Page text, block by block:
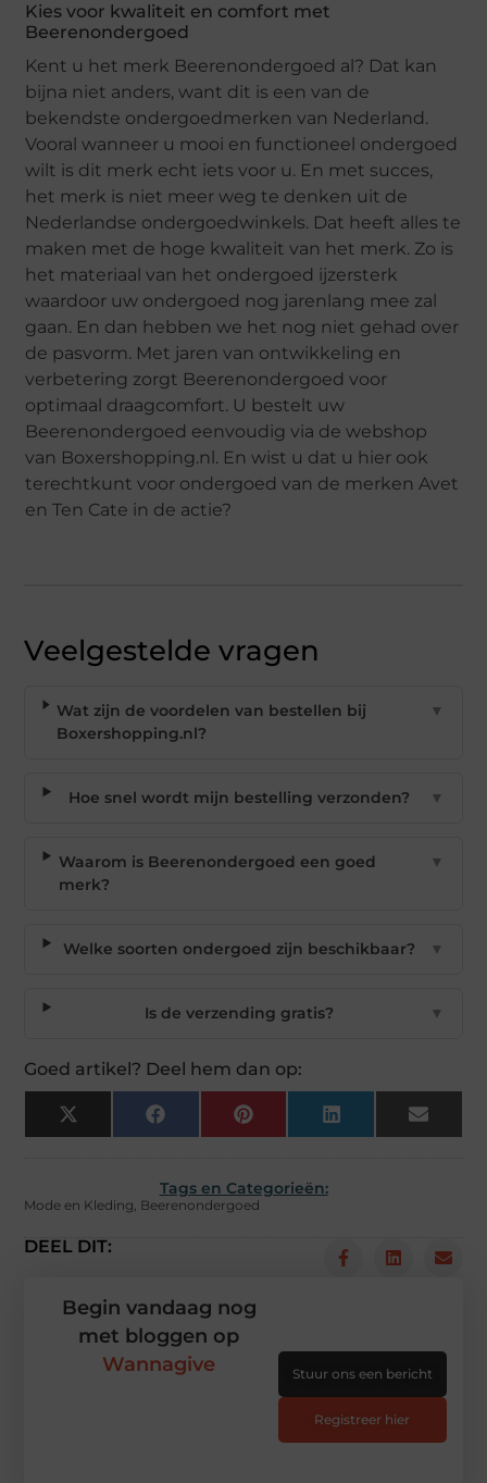
Kies voor kwaliteit en comfort met
Beerenondergoed
Kent u het merk Beerenondergoed al? Dat kan
bijna niet anders, want dit is een van de
bekendste ondergoedmerken van Nederland.
Vooral wanneer u mooi en functioneel ondergoed
wilt is dit merk echt iets voor u. En met succes,
het merk is niet meer weg te denken uit de
Nederlandse ondergoedwinkels. Dat heeft alles te
maken met de hoge kwaliteit van het merk. Zo is
het materiaal van het ondergoed ijzersterk
waardoor uw ondergoed nog jarenlang mee zal
gaan. En dan hebben we het nog niet gehad over
de pasvorm. Met jaren van ontwikkeling en
verbetering zorgt Beerenondergoed voor
optimaal draagcomfort. U bestelt uw
Beerenondergoed eenvoudig via de webshop
van Boxershopping.nl. En wist u dat u hier ook
terechtkunt voor ondergoed van de merken Avet
en Ten Cate in de actie?
Veelgestelde vragen
Wat zijn de voordelen van bestellen bij
Boxershopping.nl?
▼
Hoe snel wordt mijn bestelling verzonden? ▼
Waarom is Beerenondergoed een goed
merk?
▼
Welke soorten ondergoed zijn beschikbaar? ▼
Is de verzending gratis? ▼
Goed artikel? Deel hem dan op:
X
(Twitter)
Facebook Pinterest LinkedIn Email
Tags en Categorieën:
Mode en Kleding, Beerenondergoed
DEEL DIT:
Begin vandaag nog
met bloggen op
Wannagive
Stuur ons een bericht
Registreer hier